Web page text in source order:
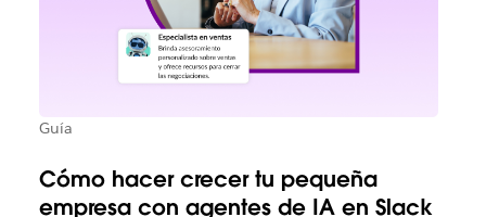
Guía
Cómo hacer crecer tu pequeña
empresa con agentes de IA en Slack